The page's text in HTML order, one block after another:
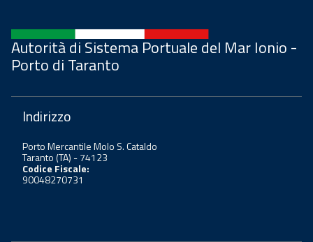
Autorità di Sistema Portuale del Mar Ionio -
Porto di Taranto
Indirizzo
Porto Mercantile Molo S. Cataldo
Taranto (TA) - 74123
Codice Fiscale:
90048270731